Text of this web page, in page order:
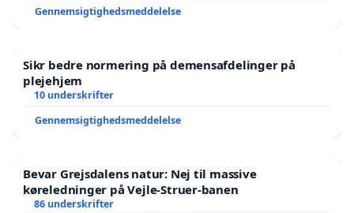
Gennemsigtighedsmeddelelse
Sikr bedre normering på demensafdelinger på
plejehjem
10 underskrifter
Gennemsigtighedsmeddelelse
Bevar Grejsdalens natur: Nej til massive
køreledninger på Vejle-Struer-banen
86 underskrifter